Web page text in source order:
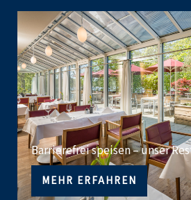
Barrierefrei speisen – unser
MEHR ERFAHREN